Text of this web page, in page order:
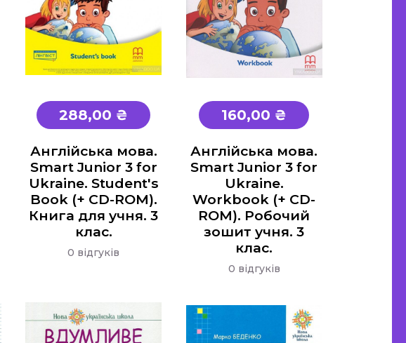
288,00 ₴
Англійська мова.
Smart Junior 3 for
Ukraine. Student's
Book (+ CD-ROM).
Книга для учня. 3
клас.
0 відгуків
160,00 ₴
Англійська мова.
Smart Junior 3 for
Ukraine.
Workbook (+ CD-
ROM). Робочий
зошит учня. 3
клас.
0 відгуків